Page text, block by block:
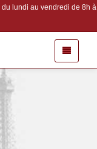
du lundi au vendredi de 8h à